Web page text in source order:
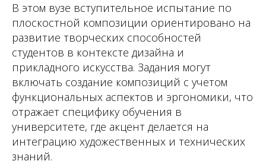
В этом вузе вступительное испытание по
плоскостной композиции ориентировано на
развитие творческих способностей
студентов в контексте дизайна и
прикладного искусства. Задания могут
включать создание композиций с учетом
функциональных аспектов и эргономики, что
отражает специфику обучения в
университете, где акцент делается на
интеграцию художественных и технических
знаний.